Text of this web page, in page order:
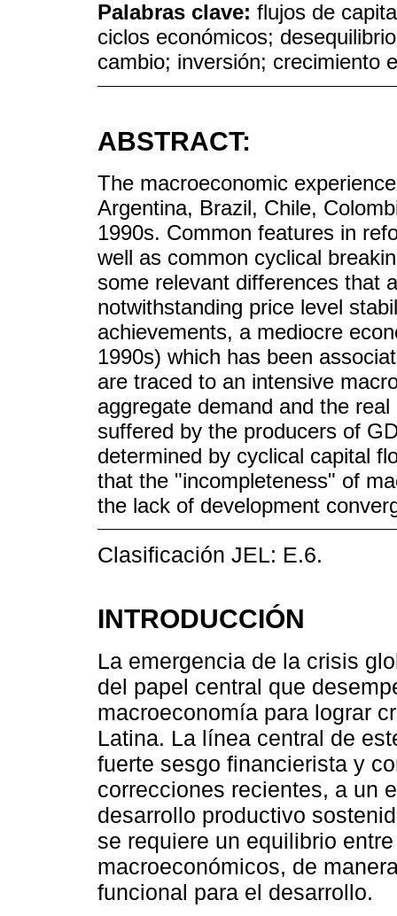
Palabras clave: flujos de
ciclos económicos;
cambio; inversión; crecimiento
ABSTRACT:
The macroeconomic
Argentina, Brazil, Chile,
1990s. Common features in
well as common cyclical
some relevant differences that
notwithstanding price level
achievements, a mediocre
1990s) which has been
are traced to an intensive
aggregate demand and the
suffered by the producers of
determined by cyclical capital
that the "incompleteness" of
the lack of development
Clasificación JEL: E.6.
INTRODUCCIÓN
La emergencia de la crisis
del papel central que
macroeconomía para lograr
Latina. La línea central de
fuerte sesgo financierista y
correcciones recientes, a un
desarrollo productivo
se requiere un equilibrio
macroeconómicos, de
funcional para el desarrollo.